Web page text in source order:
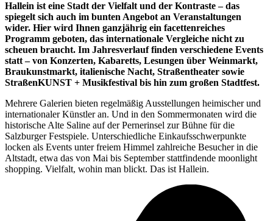
Hallein ist eine Stadt der Vielfalt und der Kontraste – das
spiegelt sich auch im bunten Angebot an Veranstaltungen
wider. Hier wird Ihnen ganzjährig ein facettenreiches
Programm geboten, das internationale Vergleiche nicht zu
scheuen braucht. Im Jahresverlauf finden verschiedene Events
statt – von Konzerten, Kabaretts, Lesungen über Weinmarkt,
Braukunstmarkt, italienische Nacht, Straßentheater sowie
StraßenKUNST + Musikfestival bis hin zum großen Stadtfest.
Mehrere Galerien bieten regelmäßig Ausstellungen heimischer und
internationaler Künstler an. Und in den Sommermonaten wird die
historische Alte Saline auf der Pernerinsel zur Bühne für die
Salzburger Festspiele. Unterschiedliche Einkaufsschwerpunkte
locken als Events unter freiem Himmel zahlreiche Besucher in die
Altstadt, etwa das von Mai bis September stattfindende moonlight
shopping. Vielfalt, wohin man blickt. Das ist Hallein.